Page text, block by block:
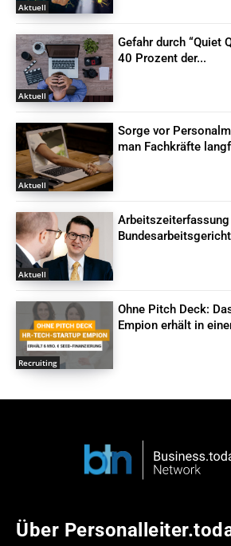
Aktuell
Aktuell
Gefahr durch “Quiet
40 Prozent der...
Aktuell
Sorge vor
man Fachkräfte
Aktuell
Recruiting
Ohne Pitch Deck:
Empion erhält in
Über